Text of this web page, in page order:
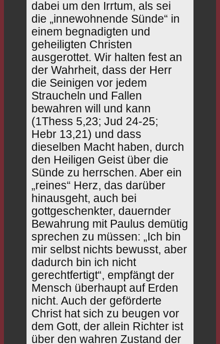
dabei um den Irrtum, als sei
die „innewohnende Sünde“ in
einem begnadigten und
geheiligten Christen
ausgerottet. Wir halten fest an
der Wahrheit, dass der Herr
die Seinigen vor jedem
Straucheln und Fallen
bewahren will und kann
(1Thess 5,23; Jud 24‑25;
Hebr 13,21) und dass
dieselben Macht haben, durch
den Heiligen Geist über die
Sünde zu herrschen. Aber ein
„reines“ Herz, das darüber
hinausgeht, auch bei
gottgeschenkter, dauernder
Bewahrung mit Paulus demütig
sprechen zu müssen: „Ich bin
mir selbst nichts bewusst, aber
dadurch bin ich nicht
gerechtfertigt“, empfängt der
Mensch überhaupt auf Erden
nicht. Auch der geförderte
Christ hat sich zu beugen vor
dem Gott, der allein Richter ist
über den wahren Zustand der